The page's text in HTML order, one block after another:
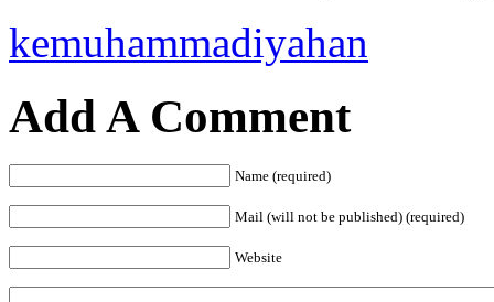
kemuhammadiyahan
Add A Comment
Name (required)
Mail (will not be published) (required)
Website